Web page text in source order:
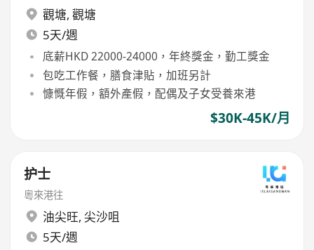
觀塘, 觀塘
5天/週
底薪HKD 22000-24000，年終獎金，勤工獎金
包吃工作餐，膳食津貼，加班另計
慷慨年假，額外產假，配偶及子女受養來港
$30K-45K/月
护士
粵來港往
油尖旺, 尖沙咀
5天/週